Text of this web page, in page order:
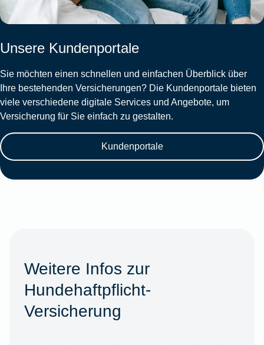
Unsere Kundenportale
Sie möchten einen schnellen und einfachen Überblick über
Ihre bestehenden Versicherungen? Die Kundenportale bieten
viele verschiedene digitale Services und Angebote, um
Versicherung für Sie einfach zu gestalten.
Kundenportale
Weitere Infos zur
Hundehaftpflicht-
Versicherung